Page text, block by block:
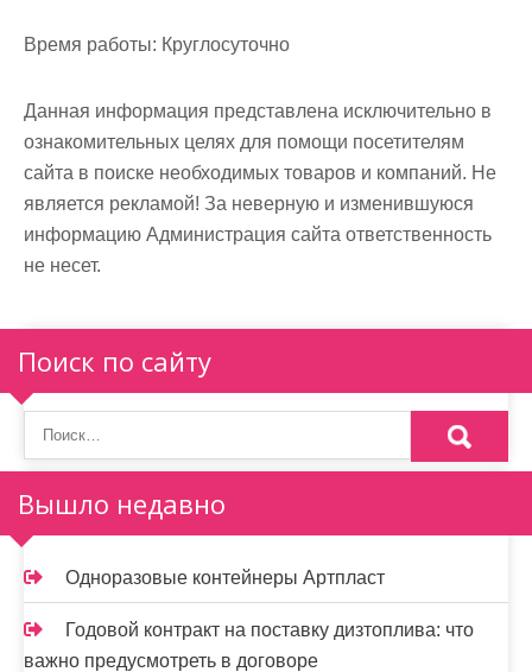
Время работы: Круглосуточно
Данная информация представлена исключительно в
ознакомительных целях для помощи посетителям
сайта в поиске необходимых товаров и компаний. Не
является рекламой! За неверную и изменившуюся
информацию Администрация сайта ответственность
не несет.
Поиск по сайту
Вышло недавно
Одноразовые контейнеры Артпласт
Годовой контракт на поставку дизтоплива: что
важно предусмотреть в договоре